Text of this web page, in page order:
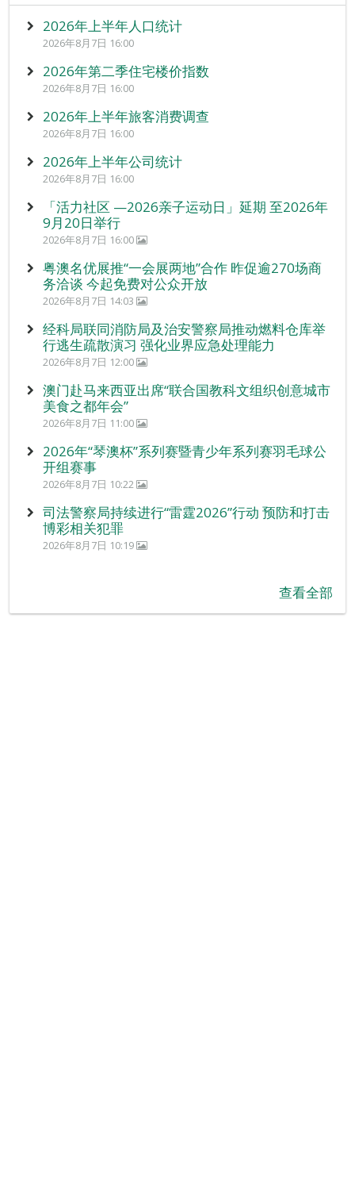
2026年上半年人口统计
2026年8月7日 16:00
2026年第二季住宅楼价指数
2026年8月7日 16:00
2026年上半年旅客消费调查
2026年8月7日 16:00
2026年上半年公司统计
2026年8月7日 16:00
「活力社区 —2026亲子运动日」延期 至2026年
9月20日举行
2026年8月7日 16:00
粤澳名优展推“一会展两地”合作 昨促逾270场商
务洽谈 今起免费对公众开放
2026年8月7日 14:03
经科局联同消防局及治安警察局推动燃料仓库举
行逃生疏散演习 强化业界应急处理能力
2026年8月7日 12:00
澳门赴马来西亚出席“联合国教科文组织创意城市
美食之都年会”
2026年8月7日 11:00
2026年“琴澳杯”系列赛暨青少年系列赛羽毛球公
开组赛事
2026年8月7日 10:22
司法警察局持续进行“雷霆2026”行动 预防和打击
博彩相关犯罪
2026年8月7日 10:19
查看全部